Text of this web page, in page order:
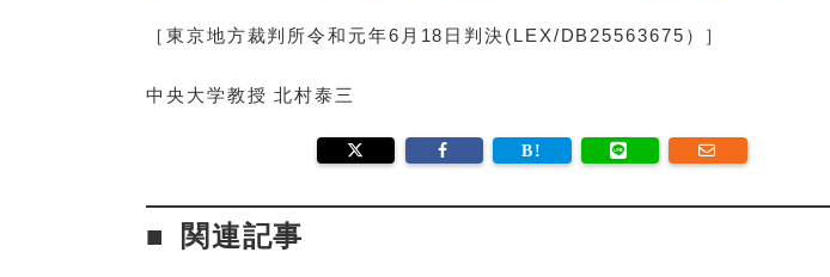
［東京地方裁判所令和元年6月18日判決(LEX/DB25563675）］
中央大学教授 北村泰三
関連記事